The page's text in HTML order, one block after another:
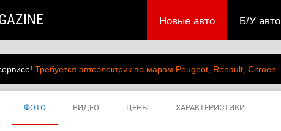
Б/У авто
Новые авто
Требуется автоэлектрик по марам Peugeot, Renault, Citroen
ФОТО ВИДЕО ЦЕНЫ ХАРАКТЕРИСТИКИ